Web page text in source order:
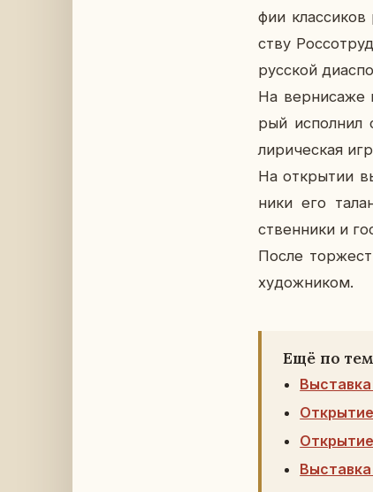
фии
ству
рус­ской
На вер­ни­са­же
рый ис­пол­нил
ли­ри­че­ская
На от­кры­тии
ни­ки его
ствен­ни­ки и
После
ху­дож­ни­ком.
Ещё по